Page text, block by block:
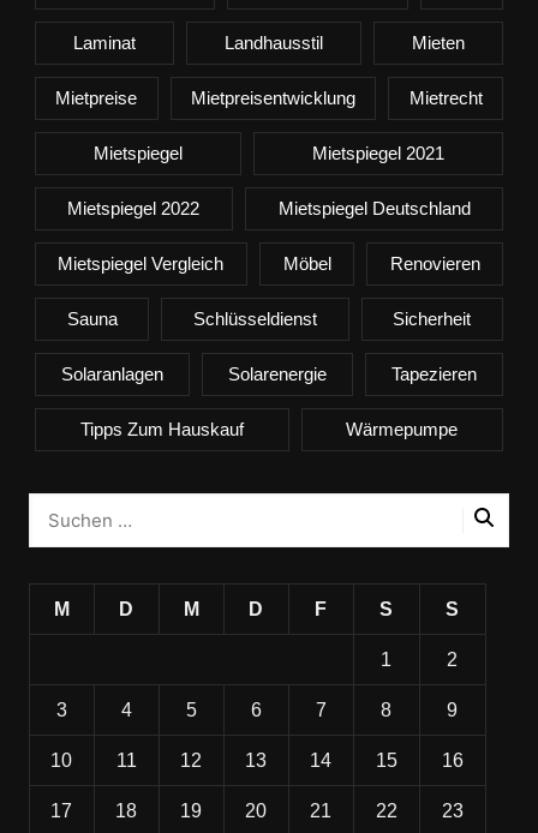
Laminat Landhausstil Mieten
Mietpreise Mietpreisentwicklung Mietrecht
Mietspiegel Mietspiegel 2021
Mietspiegel 2022 Mietspiegel Deutschland
Mietspiegel Vergleich Möbel Renovieren
Sauna Schlüsseldienst Sicherheit
Solaranlagen Solarenergie Tapezieren
Tipps Zum Hauskauf Wärmepumpe
M D M D F S S
1 2
3 4 5 6 7 8 9
10 11 12 13 14 15 16
17 18 19 20 21 22 23